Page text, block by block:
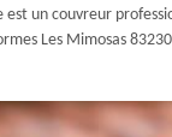
est un couvreur
Les Mimosas